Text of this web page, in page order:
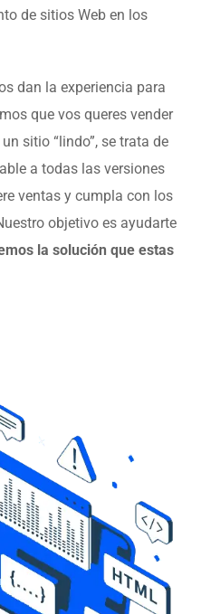
de sitios Web en los
dan la experiencia para
que vos queres vender
sitio “lindo”, se trata de
a todas las versiones
ventas y cumpla con los
objetivo es ayudarte
la solución que estas